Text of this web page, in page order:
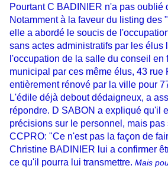
Pourtant C BADINIER n'a pas oublié
Notamment à la faveur du listing des
elle a abordé le soucis de
sans actes administratifs par les élus
l'occupation de la salle du conseil en
municipal par ces même élus, 43 rue
entièrement rénové par la ville pour
L'édile déjà debout dédaigneux, a
répondre. D SABON a expliqué qu'il
précisions sur le personnel, mais pas
CCPRO: "Ce n'est pas la façon de
Christine BADINIER lui a confirmer
ce qu'il pourra lui transmettre. Mais